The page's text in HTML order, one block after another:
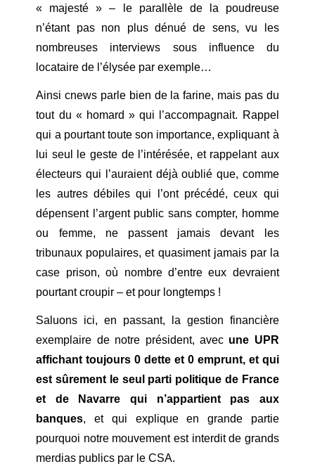
« majesté » – le parallèle de la poudreuse
n’étant pas non plus dénué de sens, vu les
nombreuses interviews sous influence du
locataire de l’élysée par exemple…
Ainsi cnews parle bien de la farine, mais pas du
tout du « homard » qui l’accompagnait. Rappel
qui a pourtant toute son importance, expliquant à
lui seul le geste de l’intérésée, et rappelant aux
électeurs qui l’auraient déjà oublié que, comme
les autres débiles qui l’ont précédé, ceux qui
dépensent l’argent public sans compter, homme
ou femme, ne passent jamais devant les
tribunaux populaires, et quasiment jamais par la
case prison, où nombre d’entre eux devraient
pourtant croupir – et pour longtemps !
Saluons ici, en passant, la gestion financière
exemplaire de notre président, avec une UPR
affichant toujours 0 dette et 0 emprunt, et qui
est sûrement le seul parti politique de France
et de Navarre qui n’appartient pas aux
banques, et qui explique en grande partie
pourquoi notre mouvement est interdit de grands
merdias publics par le CSA.